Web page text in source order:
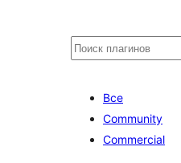
Поиск
Все
Community
Commercial